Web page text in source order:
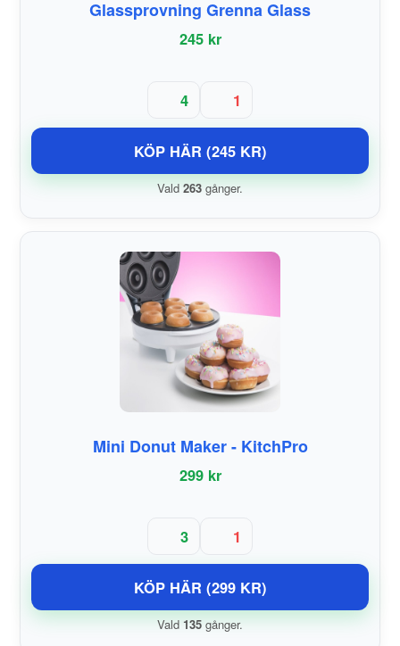
Glassprovning Grenna Glass
245 kr
4 1
KÖP HÄR (245 KR)
Vald 263 gånger.
Mini Donut Maker - KitchPro
299 kr
3 1
KÖP HÄR (299 KR)
Vald 135 gånger.